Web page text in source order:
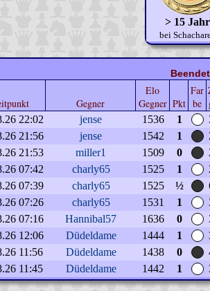
> 15
bei
Gegner
Elo
Gegner Pkt
Far
be
22:02 jense 1536 1
21:56
jense 1542 1
21:53
miller1 1509 0
07:42
charly65 1525 1
07:39
charly65 1525 ½
07:26
charly65 1531 1
07:16
Hannibal57 1636 0
12:06
Düdeldame 1444 1
11:56
Düdeldame 1438 0
11:45
Düdeldame 1442 1